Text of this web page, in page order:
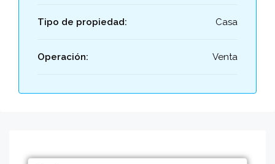
Tipo de propiedad: Casa
Operación: Venta